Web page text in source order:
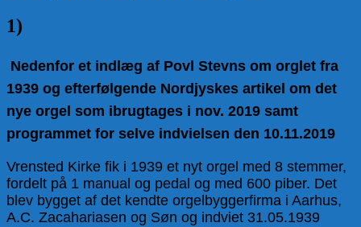
1)
Nedenfor et indlæg af Povl Stevns om orglet fra
1939 og efterfølgende Nordjyskes artikel om det
nye orgel som ibrugtages i nov. 2019 samt
programmet for selve indvielsen den 10.11.2019
Vrensted Kirke fik i 1939 et nyt orgel med 8 stemmer,
fordelt på 1 manual og pedal og med 600 piber. Det
blev bygget af det kendte orgelbyggerfirma i Aarhus,
A.C. Zacahariasen og Søn og indviet 31.05.1939